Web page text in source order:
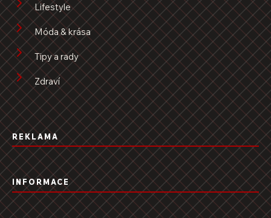
Lifestyle
Móda & krása
Tipy a rady
Zdraví
REKLAMA
INFORMACE